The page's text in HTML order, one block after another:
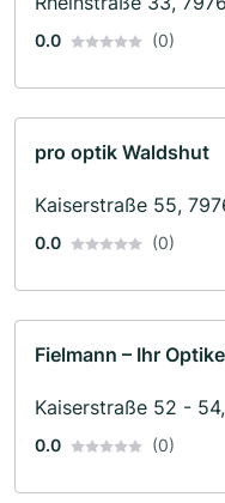
0.0 (0)
pro optik Waldshut
Kaiserstraße 55,
0.0 (0)
Fielmann – Ihr
Kaiserstraße 52 -
0.0 (0)